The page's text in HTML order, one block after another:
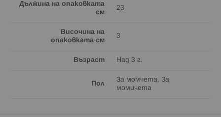
Дължина на опаковката
см
23
Височина на
опаковката см
3
Възраст Над 3 г.
Пол
За момчета, За
момичета